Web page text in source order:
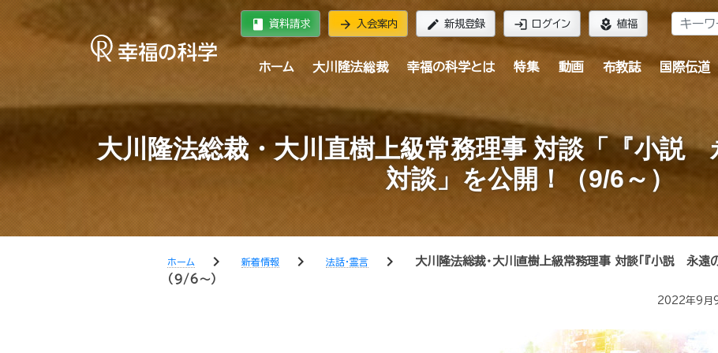
book 資料請求 arrow_forward 入会案内 edit 新規登録 login ログイン local_florist 植福
ホーム 大川隆法総裁 幸福の科学とは 特集 動画 布教誌 国際伝道
大川隆法総裁・大川直樹上級常務理事 対談「『小説
対談」を公開！（9/6～）
ホーム chevron_right 新着情報 chevron_right 法話・霊言 chevron_right
大川隆法総裁・大川直樹上級常務理事 対談「『小説 永遠
（9/6～）
2022年9月